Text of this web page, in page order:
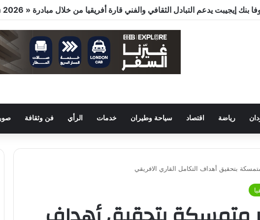
رياضة اقتصاد سياحة وطيران خدمات الرأي فن وثقافة
بتحقيق أهداف التكامل القاري الافريقي